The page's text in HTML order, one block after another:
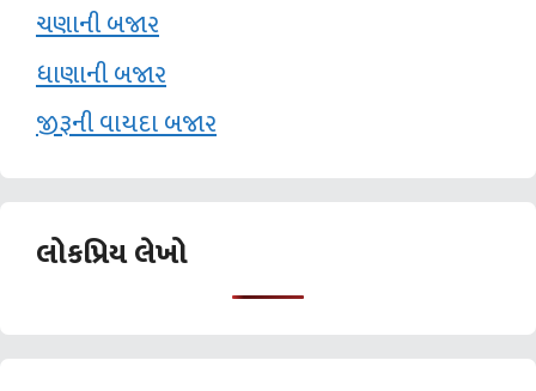
ચણાની બજાર
ધાણાની બજાર
જીરૂની વાયદા બજાર
લોકપ્રિય લેખો